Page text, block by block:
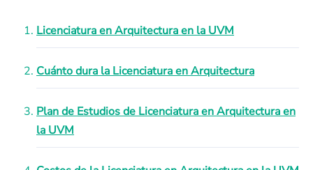
Licenciatura en Arquitectura en la UVM
Cuánto dura la Licenciatura en Arquitectura
Plan de Estudios de Licenciatura en Arquitectura en
la UVM